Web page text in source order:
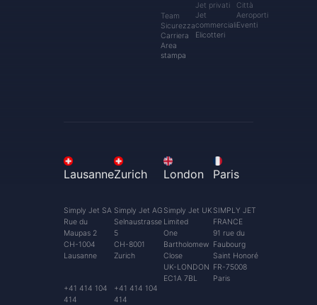
Team
Sicurezza
Carriera
Area
stampa
Jet privati
Jet
commerciali
Elicotteri
Città
Aeroporti
Eventi
Lausanne
Simply Jet SA
Rue du
Maupas 2
CH-1004
Lausanne
+41 414 104
414
Zurich
Simply Jet AG
Selnaustrasse
5
CH-8001
Zurich
+41 414 104
414
London
Simply Jet UK
Limited
One
Bartholomew
Close
UK-LONDON
EC1A 7BL
Paris
SIMPLY JET
FRANCE
91 rue du
Faubourg
Saint Honoré
FR-75008
Paris